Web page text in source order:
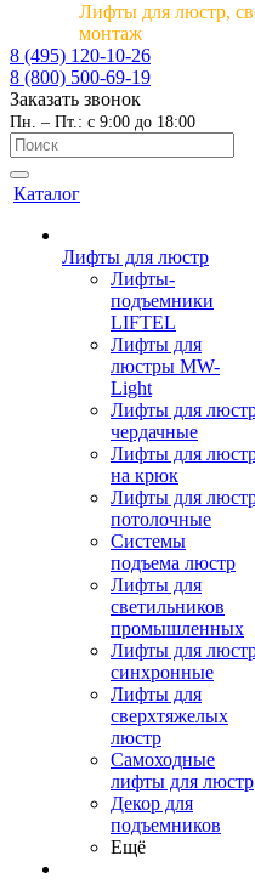
Лифты для люстр,
монтаж
8 (495) 120-10-26
8 (800) 500-69-19
Заказать звонок
Пн. – Пт.: с 9:00 до 18:00
Каталог
Лифты для люстр
Лифты-
подъемники
LIFTEL
Лифты для
люстры MW-
Light
Лифты для
чердачные
Лифты для
на крюк
Лифты для
потолочные
Системы
подъема люстр
Лифты для
светильников
промышленных
Лифты для
синхронные
Лифты для
сверхтяжелых
люстр
Самоходные
лифты для люстр
Декор для
подъемников
Ещё